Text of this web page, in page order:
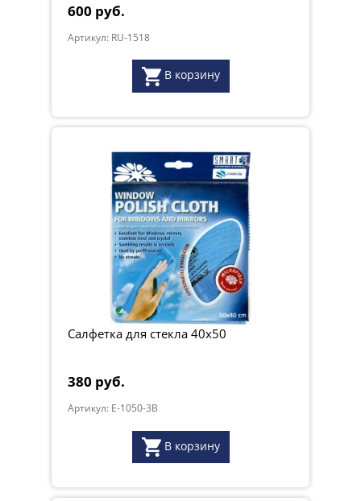
600 руб.
Артикул: RU-1518
В корзину
Салфетка для стекла 40x50
380 руб.
Артикул: E-1050-3B
В корзину